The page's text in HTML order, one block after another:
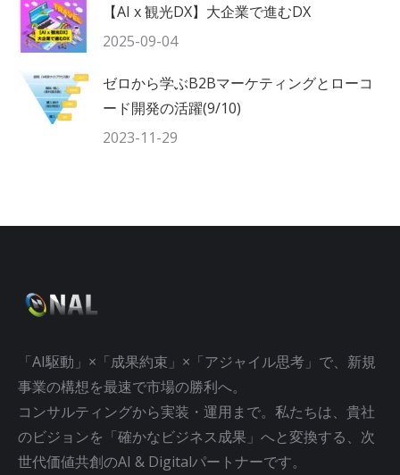
【AI x 観光DX】大企業で進むDX
2025-09-04
ゼロから学ぶB2Bマーケティングとローコ
ード開発の活躍(9/10)
2023-11-29
「AI駆動」×「成果約束」×「アジャイル思考」で、新規
事業の構想を最速で市場の勝利へ。
コンサルティングから実装・運用まで。私たちは、貴社
のビジョンを「確かなビジネス成果」へと変換する、次
世代価値共創のAI & Digitalパートナーです。